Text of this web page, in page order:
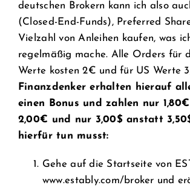
deutschen Brokern kann ich also
(Closed-End-Funds), Preferred
Vielzahl von Anleihen kaufen, was
regelmäßig mache. Alle Orders für
Werte kosten 2€ und für US Werte
Finanzdenker erhalten hierauf
einen Bonus und zahlen nur
2,00€ und nur 3,00$ anstatt
hierfür tun musst:
Gehe auf die Startseite von
www.estably.com/broker und